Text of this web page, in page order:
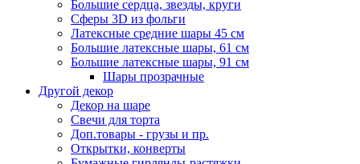
Большие сердца, звезды, круги
Сферы 3D из фольги
Латексные средние шары 45 см
Большие латексные шары, 61 см
Большие латексные шары, 91 см
Шары прозрачные
Другой декор
Декор на шаре
Свечи для торта
Доп.товары - грузы и пр.
Открытки, конверты